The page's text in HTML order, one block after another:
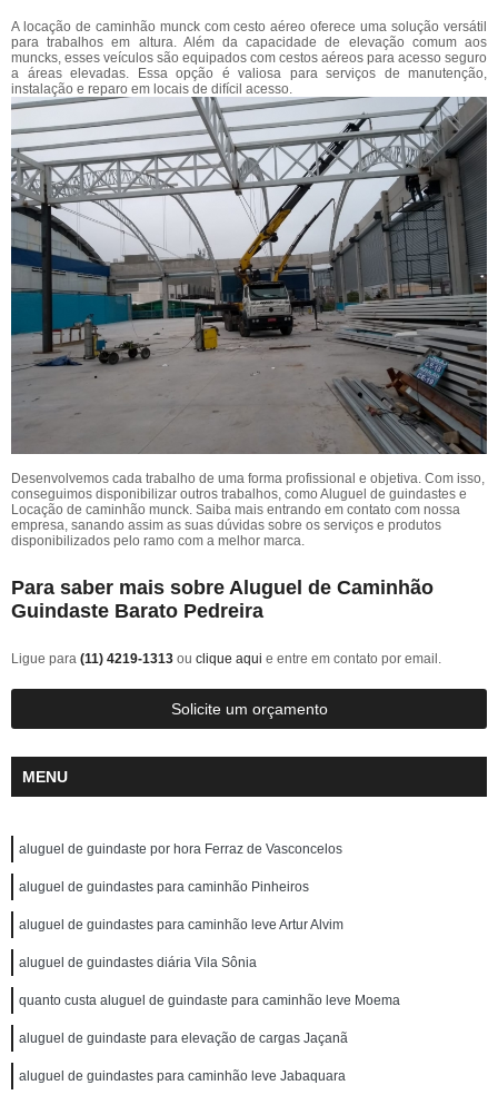
A locação de caminhão munck com cesto aéreo oferece uma solução versátil
para trabalhos em altura. Além da capacidade de elevação comum aos
muncks, esses veículos são equipados com cestos aéreos para acesso seguro
a áreas elevadas. Essa opção é valiosa para serviços de manutenção,
instalação e reparo em locais de difícil acesso.
Desenvolvemos cada trabalho de uma forma profissional e objetiva. Com isso,
conseguimos disponibilizar outros trabalhos, como Aluguel de guindastes e
Locação de caminhão munck. Saiba mais entrando em contato com nossa
empresa, sanando assim as suas dúvidas sobre os serviços e produtos
disponibilizados pelo ramo com a melhor marca.
Para saber mais sobre Aluguel de Caminhão
Guindaste Barato Pedreira
Ligue para (11) 4219-1313 ou clique aqui e entre em contato por email.
Solicite um orçamento
MENU
aluguel de guindaste por hora Ferraz de Vasconcelos
aluguel de guindastes para caminhão Pinheiros
aluguel de guindastes para caminhão leve Artur Alvim
aluguel de guindastes diária Vila Sônia
quanto custa aluguel de guindaste para caminhão leve Moema
aluguel de guindaste para elevação de cargas Jaçanã
aluguel de guindastes para caminhão leve Jabaquara